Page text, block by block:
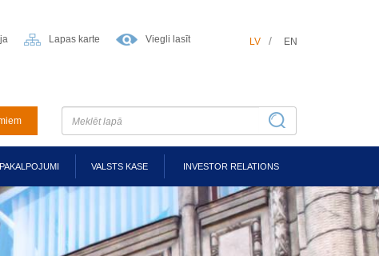
Lapas karte Viegli lasīt LV EN
PAKALPOJUMI VALSTS KASE INVESTOR RELATIONS